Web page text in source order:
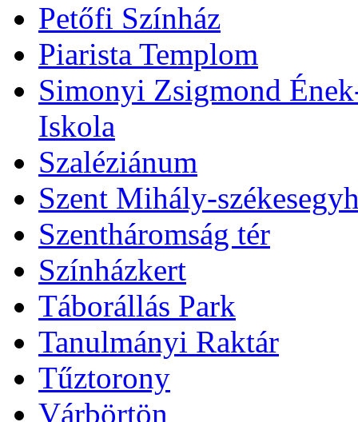
Petőfi Színház
Piarista Templom
Simonyi Zsigmond
Iskola
Szaléziánum
Szent Mihály-
Szentháromság tér
Színházkert
Táborállás Park
Tanulmányi Raktár
Tűztorony
Várbörtön